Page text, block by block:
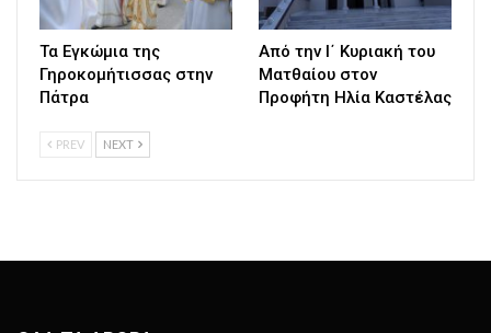
Τα Εγκώμια της
Γηροκομήτισσας στην
Πάτρα
Από την Ι΄ Κυριακή του
Ματθαίου στον
Προφήτη Ηλία Καστέλας
PREV NEXT